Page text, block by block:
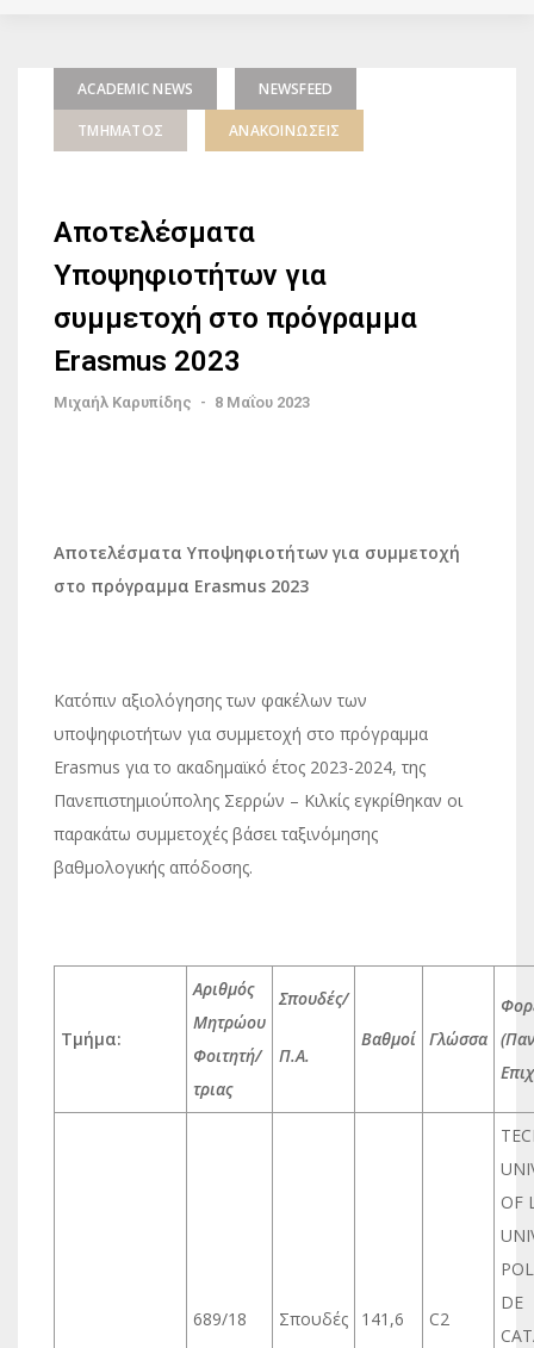
ACADEMIC NEWS NEWSFEED
ΤΜΉΜΑΤΟΣ ΑΝΑΚΟΙΝΏΣΕΙΣ
Αποτελέσματα
Υποψηφιοτήτων για
συμμετοχή στο πρόγραμμα
Erasmus 2023
Μιχαήλ Καρυπίδης - 8 Μαΐου 2023
Αποτελέσματα Υποψηφιοτήτων για συμμετοχή
στο πρόγραμμα Erasmus 2023
Κατόπιν αξιολόγησης των φακέλων των
υποψηφιοτήτων για συμμετοχή στο πρόγραμμα
Erasmus για το ακαδημαϊκό έτος 2023-2024, της
Πανεπιστημιούπολης Σερρών – Κιλκίς εγκρίθηκαν οι
παρακάτω συμμετοχές βάσει ταξινόμησης
βαθμολογικής απόδοσης.
Τμήμα:
Αριθμός
Μητρώου
Φοιτητή/
τριας
Σπουδές/
Π.Α.
Βαθμοί Γλώσσα
689/18 Σπουδές 141,6 C2
OF
DE